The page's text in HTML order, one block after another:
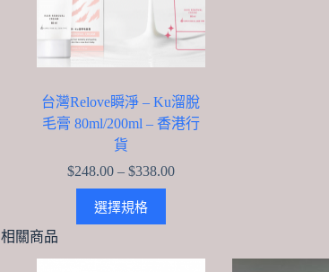
台灣Relove瞬淨 – Ku溜脫
毛膏 80ml/200ml – 香港行
貨
$248.00 – $338.00Price
選擇規格
product
has
variants.
相關商品